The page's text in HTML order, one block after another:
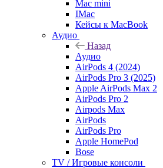
Mac mini
IMac
Кейсы к MacBook
Аудио
Назад
Аудио
AirPods 4 (2024)
AirPods Pro 3 (2025)
Apple AirPods Max 2
AirPods Pro 2
Airpods Max
AirPods
AirPods Pro
Apple HomePod
Bose
TV / Игровые консоли